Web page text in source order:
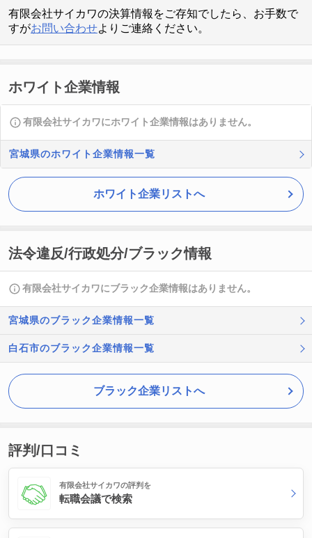
有限会社サイカワの決算情報をご存知でしたら、お手数で
すがお問い合わせよりご連絡ください。
ホワイト企業情報
有限会社サイカワにホワイト企業情報はありません。
宮城県のホワイト企業情報一覧
ホワイト企業リストへ
法令違反/行政処分/ブラック情報
有限会社サイカワにブラック企業情報はありません。
宮城県のブラック企業情報一覧
白石市のブラック企業情報一覧
ブラック企業リストへ
評判/口コミ
有限会社サイカワの評判を
転職会議で検索